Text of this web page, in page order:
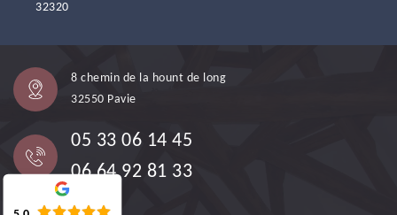
32320
8 chemin de la hount de long
32550 Pavie
05 33 06 14 45
06 64 92 81 33